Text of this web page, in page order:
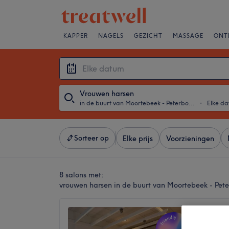
KAPPER NAGELS GEZICHT MASSAGE
Vrouwen harsen
in de buurt van Moortebeek - Peterbos, Sint-Jans-Molenbeek ・ Elke
Sorteer op Elke prijs Voorzieningen
8 salons met:
vrouwen harsen in de buurt van Moortebeek -